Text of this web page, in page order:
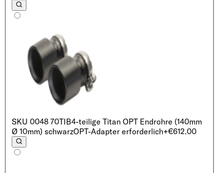
SKU 0048 70TIB4-teilige Titan OPT Endrohre (140mm
Ø 10mm) schwarzOPT-Adapter erforderlich+€612.00